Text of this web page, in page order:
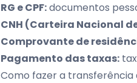
RG e CPF:documentos
CNH (Carteira Nacional
Comprovante de
Pagamento das taxas:
Como fazer a transferência